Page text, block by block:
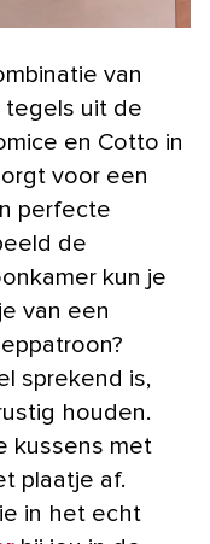
van
uit de
en Cotto in
voor een
perfecte
de
kun je
van een
sprekend is,
houden.
kussens met
plaatje af.
in het echt